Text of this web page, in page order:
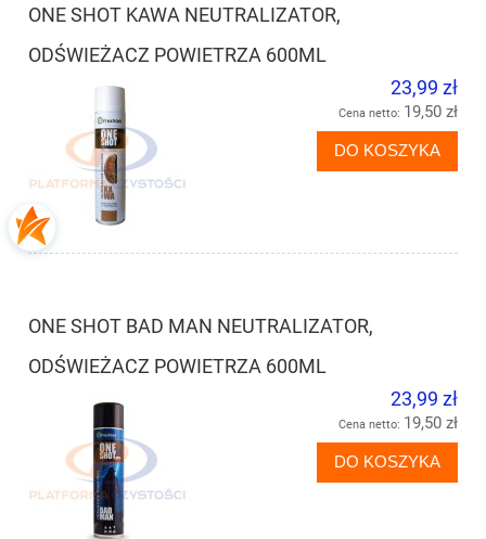
ONE SHOT KAWA NEUTRALIZATOR,
ODŚWIEŻACZ POWIETRZA 600ML
23,99 zł
Cena netto: 19,50 zł
DO KOSZYKA
ONE SHOT BAD MAN NEUTRALIZATOR,
ODŚWIEŻACZ POWIETRZA 600ML
23,99 zł
Cena netto: 19,50 zł
DO KOSZYKA